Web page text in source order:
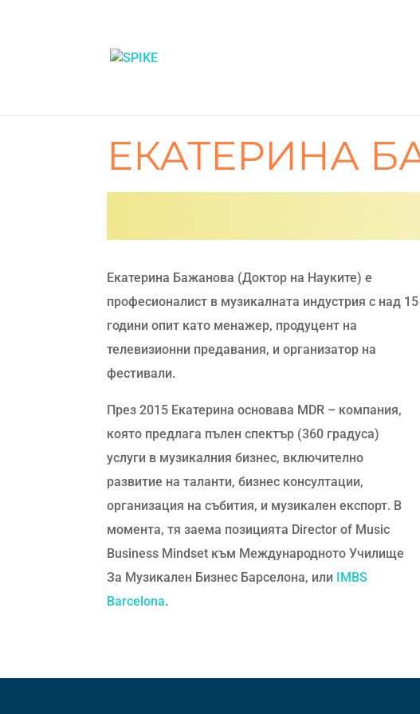
ЕКАТЕРИНА
Екатерина Бажанова (Доктор на Науките) е
професионалист в музикалната индустрия с над 15
години опит като менажер, продуцент на
телевизионни предавания, и организатор на
фестивали.
През 2015 Екатерина основава MDR – компания,
която предлага пълен спектър (360 градуса)
услуги в музикалния бизнес, включително
развитие на таланти, бизнес консултации,
организация на събития, и музикален експорт. В
момента, тя заема позицията Director of Music
Business Mindset към Международното Училище
За Музикален Бизнес Барселона, или IMBS
Barcelona.